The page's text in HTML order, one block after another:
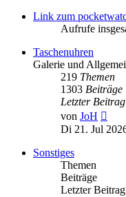
Link zum
Aufrufe
Taschenuhren
Galerie und
219 Themen
1303 Beiträge
Letzter Beitrag
von JoH
Di 21. Jul
Sonstiges
Themen
Beiträge
Letzter Beitrag